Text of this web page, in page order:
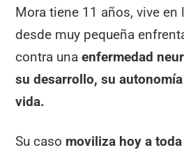
Mora tiene 11 años, vive en
desde muy pequeña
contra unaenfermedad
su desarrollo, su
vida.
Su caso moviliza hoy a